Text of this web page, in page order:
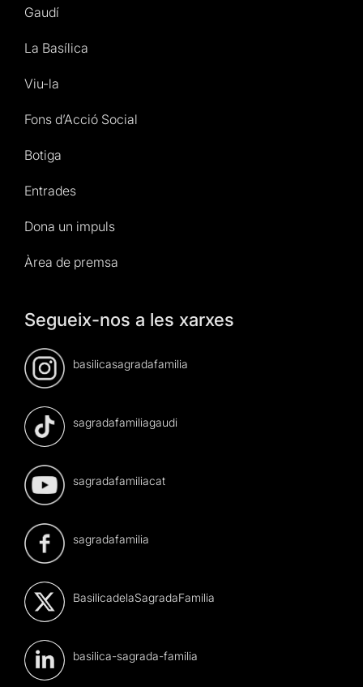
Gaudí
La Basílica
Viu-la
Fons d’Acció Social
Botiga
Entrades
Dona un impuls
Àrea de premsa
Segueix-nos a les xarxes
basilicasagradafamilia
sagradafamiliagaudi
sagradafamiliacat
sagradafamilia
BasilicadelaSagradaFamilia
basilica-sagrada-familia